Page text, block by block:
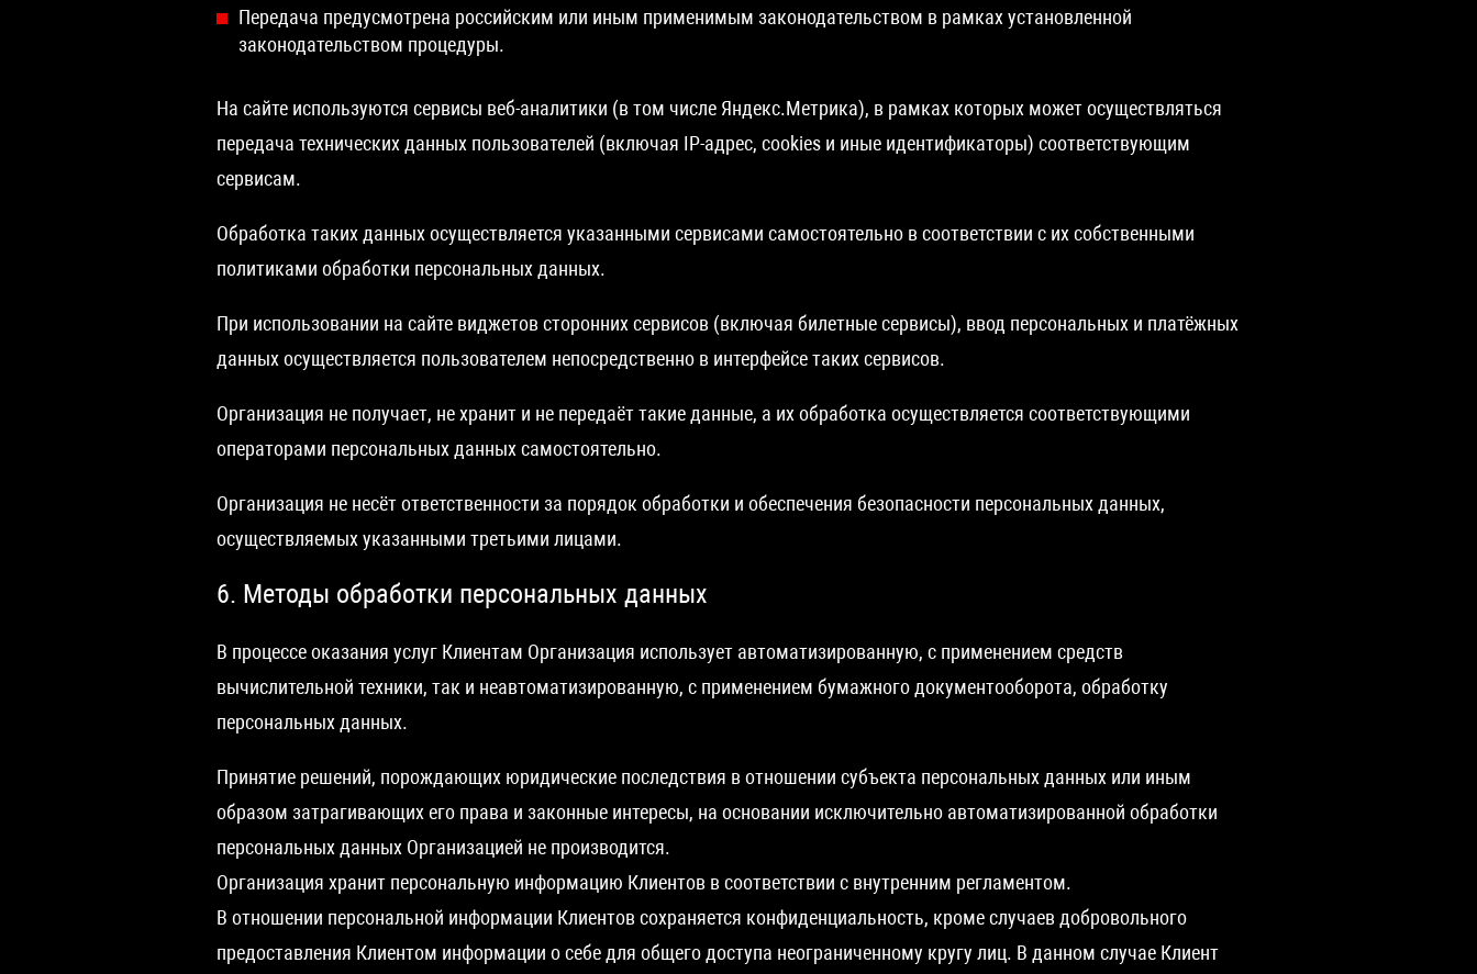
Передача предусмотрена российским или иным применимым законодательством в рамках установленной
законодательством процедуры.
На сайте используются сервисы веб-аналитики (в том числе Яндекс.Метрика), в рамках которых может осуществляться
передача технических данных пользователей (включая IP-адрес, cookies и иные идентификаторы) соответствующим
сервисам.
Обработка таких данных осуществляется указанными сервисами самостоятельно в соответствии с их собственными
политиками обработки персональных данных.
При использовании на сайте виджетов сторонних сервисов (включая билетные сервисы), ввод персональных и платёжных
данных осуществляется пользователем непосредственно в интерфейсе таких сервисов.
Организация не получает, не хранит и не передаёт такие данные, а их обработка осуществляется соответствующими
операторами персональных данных самостоятельно.
Организация не несёт ответственности за порядок обработки и обеспечения безопасности персональных данных,
осуществляемых указанными третьими лицами.
6. Методы обработки персональных данных
В процессе оказания услуг Клиентам Организация использует автоматизированную, с применением средств
вычислительной техники, так и неавтоматизированную, с применением бумажного документооборота, обработку
персональных данных.
Принятие решений, порождающих юридические последствия в отношении субъекта персональных данных или иным
образом затрагивающих его права и законные интересы, на основании исключительно автоматизированной обработки
персональных данных Организацией не производится.
Организация хранит персональную информацию Клиентов в соответствии с внутренним регламентом.
В отношении персональной информации Клиентов сохраняется конфиденциальность, кроме случаев добровольного
предоставления Клиентом информации о себе для общего доступа неограниченному кругу лиц. В данном случае Клиент